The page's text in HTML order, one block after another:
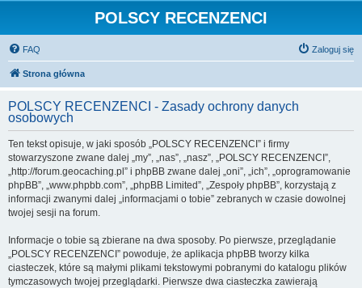
POLSCY RECENZENCI
FAQ Zaloguj się
Strona główna
POLSCY RECENZENCI - Zasady ochrony danych
osobowych
Ten tekst opisuje, w jaki sposób „POLSCY RECENZENCI” i firmy
stowarzyszone zwane dalej „my”, „nas”, „nasz”, „POLSCY RECENZENCI”,
„http://forum.geocaching.pl” i phpBB zwane dalej „oni”, „ich”, „oprogramowanie
phpBB”, „www.phpbb.com”, „phpBB Limited”, „Zespoły phpBB”, korzystają z
informacji zwanymi dalej „informacjami o tobie” zebranych w czasie dowolnej
twojej sesji na forum.
Informacje o tobie są zbierane na dwa sposoby. Po pierwsze, przeglądanie
„POLSCY RECENZENCI” powoduje, że aplikacja phpBB tworzy kilka
ciasteczek, które są małymi plikami tekstowymi pobranymi do katalogu plików
tymczasowych twojej przeglądarki. Pierwsze dwa ciasteczka zawierają